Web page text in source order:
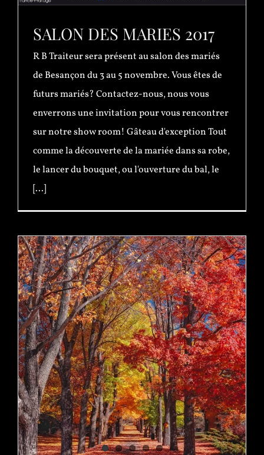
SALON DES MARIES 2017
R B Traiteur sera présent au salon des mariés
de Besançon du 3 au 5 novembre. Vous êtes de
futurs mariés? Contactez-nous, nous vous
enverrons une invitation pour vous rencontrer
sur notre show room! Gâteau d'exception Tout
comme la découverte de la mariée dans sa robe,
le lancer du bouquet, ou l'ouverture du bal, le
[...]